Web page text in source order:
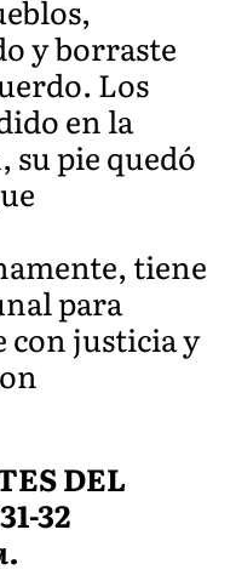
y borraste
Los
en la
pie quedó
tiene
para
con justicia y
DEL
32